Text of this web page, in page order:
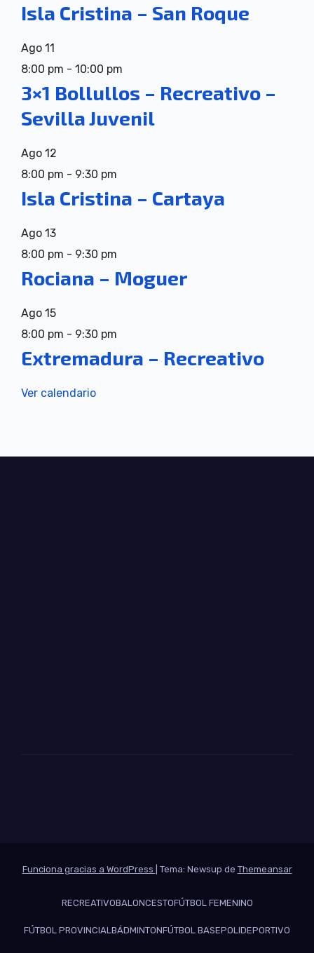
Isla Cristina – San Roque
Ago 11
8:00 pm - 10:00 pm
3×1 Bollullos – Recreativo –
Sevilla Juvenil
Ago 12
8:00 pm - 9:30 pm
Isla Cristina – Cartaya
Ago 13
8:00 pm - 9:30 pm
Rociana – Moguer
Ago 15
8:00 pm - 9:30 pm
Extremadura – Recreativo
Ver calendario
Funciona gracias a WordPress Tema: Newsup de Themeansar
RECREATIVOBALONCESTOFÚTBOL FEMENINO
FÚTBOL PROVINCIALBÁDMINTONFÚTBOL BASEPOLIDEPORTIVO